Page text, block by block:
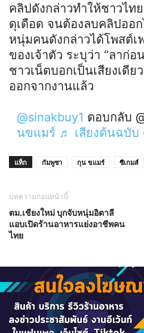
คลิปดังกล่าวทำให้ชาวไท
ดุเดือด จนต้องลบคลิปออ
หนุ่มคนดังกล่าวได้โพสต์เ
ของเจ้าตัว ระบุว่า “ลาก่อ
ชาวเน็ตบอกเป็นเสียงเดี
ออกจากงานแล้ว
@sinakbuy1 ตอบกลับ
นขแมร์ ♬ เสียงต้นฉบับ
แท็ก กัมพูชา กุน ขแมร์ ซีเกมส์
บทความก่อนหน้านี้
ตม.เชียงใหม่ บุกจับหนุ่มอิตาลี
แอบเปิดร้านอาหารแย่งอาชีพคน
ไทย